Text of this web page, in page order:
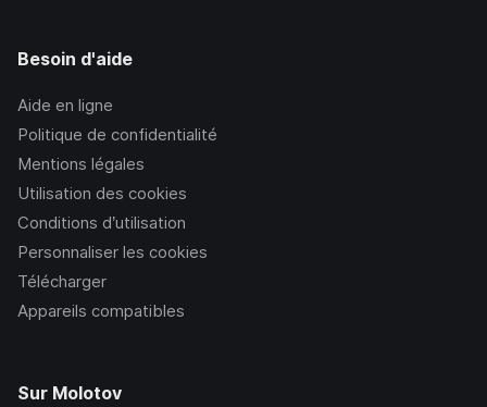
Besoin d'aide
Aide en ligne
Politique de confidentialité
Mentions légales
Utilisation des cookies
Conditions d’utilisation
Personnaliser les cookies
Télécharger
Appareils compatibles
Sur Molotov